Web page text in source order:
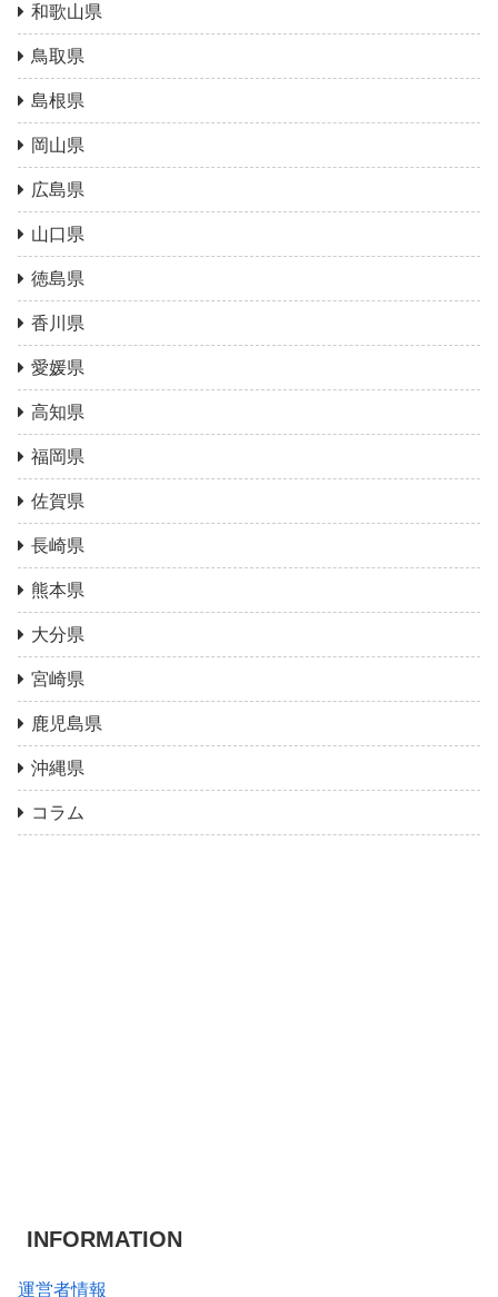
和歌山県
鳥取県
島根県
岡山県
広島県
山口県
徳島県
香川県
愛媛県
高知県
福岡県
佐賀県
長崎県
熊本県
大分県
宮崎県
鹿児島県
沖縄県
コラム
INFORMATION
運営者情報